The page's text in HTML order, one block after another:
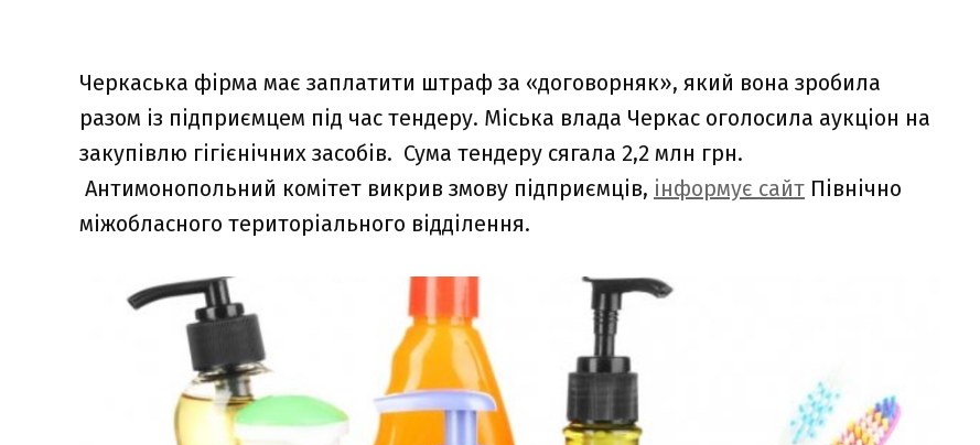
Черкаська фірма має заплатити штраф за «договорняк», який вона зробила
разом із підприємцем під час тендеру. Міська влада Черкас оголосила аукціон на
закупівлю гігієнічних засобів. Сума тендеру сягала 2,2 млн грн.
Антимонопольний комітет викрив змову підприємців, інформує сайт Північно
міжобласного територіального відділення.